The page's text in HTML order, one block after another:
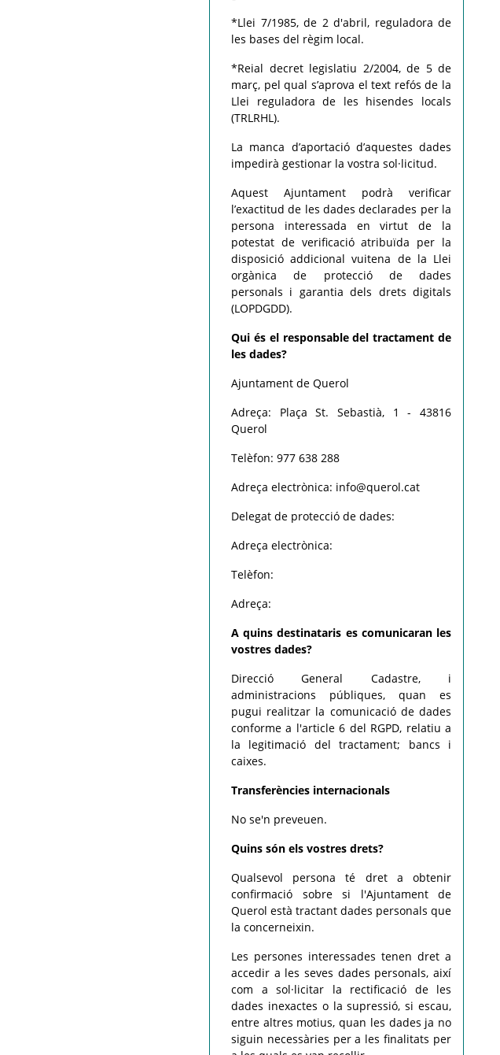
*Llei 7/1985, de 2 d'abril, reguladora de
les bases del règim local.
*Reial decret legislatiu 2/2004, de 5 de
març, pel qual s’aprova el text refós de la
Llei reguladora de les hisendes locals
(TRLRHL).
La manca d’aportació d’aquestes dades
impedirà gestionar la vostra sol·licitud.
Aquest Ajuntament podrà verificar
l’exactitud de les dades declarades per la
persona interessada en virtut de la
potestat de verificació atribuïda per la
disposició addicional vuitena de la Llei
orgànica de protecció de dades
personals i garantia dels drets digitals
(LOPDGDD).
Qui és el responsable del tractament de
les dades?
Ajuntament de Querol
Adreça: Plaça St. Sebastià, 1 - 43816
Querol
Telèfon: 977 638 288
Adreça electrònica: info@querol.cat
Delegat de protecció de dades:
Adreça electrònica:
Telèfon:
Adreça:
A quins destinataris es comunicaran les
vostres dades?
Direcció General Cadastre, i
administracions públiques, quan es
pugui realitzar la comunicació de dades
conforme a l'article 6 del RGPD, relatiu a
la legitimació del tractament; bancs i
caixes.
Transferències internacionals
No se'n preveuen.
Quins són els vostres drets?
Qualsevol persona té dret a obtenir
confirmació sobre si l'Ajuntament de
Querol està tractant dades personals que
la concerneixin.
Les persones interessades tenen dret a
accedir a les seves dades personals, així
com a sol·licitar la rectificació de les
dades inexactes o la supressió, si escau,
entre altres motius, quan les dades ja no
siguin necessàries per a les finalitats per